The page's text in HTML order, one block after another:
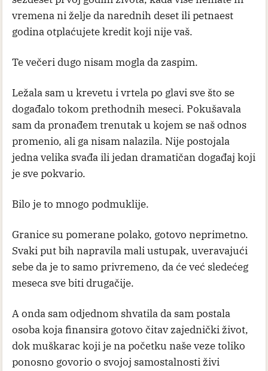
vremena ni želje da narednih deset ili petnaest
godina otplaćujete kredit koji nije vaš.
Te večeri dugo nisam mogla da zaspim.
Ležala sam u krevetu i vrtela po glavi sve što se
događalo tokom prethodnih meseci. Pokušavala
sam da pronađem trenutak u kojem se naš odnos
promenio, ali ga nisam nalazila. Nije postojala
jedna velika svađa ili jedan dramatičan događaj koji
je sve pokvario.
Bilo je to mnogo podmuklije.
Granice su pomerane polako, gotovo neprimetno.
Svaki put bih napravila mali ustupak, uveravajući
sebe da je to samo privremeno, da će već sledećeg
meseca sve biti drugačije.
A onda sam odjednom shvatila da sam postala
osoba koja finansira gotovo čitav zajednički život,
dok muškarac koji je na početku naše veze toliko
ponosno govorio o svojoj samostalnosti živi